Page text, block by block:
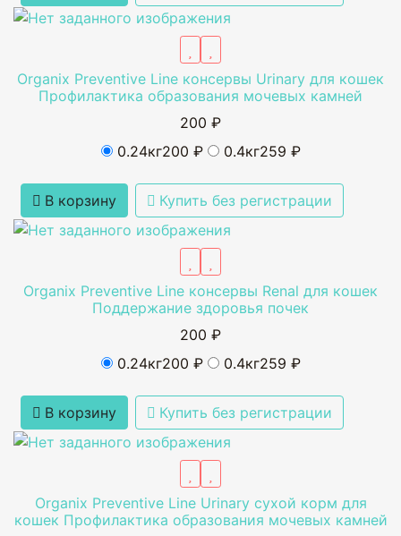
Organix Preventive Line консервы Urinary для кошек
Профилактика образования мочевых камней
200 ₽
0.24кг200 ₽ 0.4кг259 ₽
В корзину Купить без регистрации
Organix Preventive Line консервы Renal для кошек
Поддержание здоровья почек
200 ₽
0.24кг200 ₽ 0.4кг259 ₽
В корзину Купить без регистрации
Organix Preventive Line Urinary сухой корм для
кошек Профилактика образования мочевых камней